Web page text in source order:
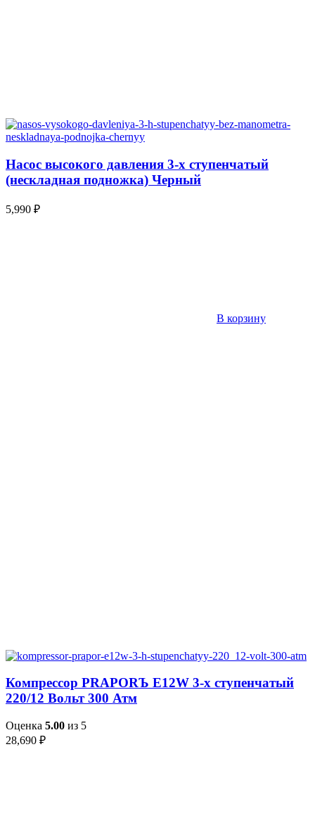
Насос высокого давления 3-х ступенчатый
(нескладная подножка) Черный
5,990 ₽
В корзину
Компрессор PRAPORЪ E12W 3-х ступенчатый
220/12 Вольт 300 Атм
Оценка 5.00 из 5
28,690 ₽